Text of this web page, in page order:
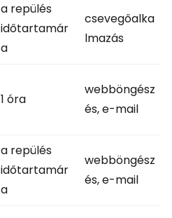
a repülés
időtartamár
a
csevegőalka
lmazás
1 óra
webböngész
és, e-mail
a repülés
időtartamár
a
webböngész
és, e-mail